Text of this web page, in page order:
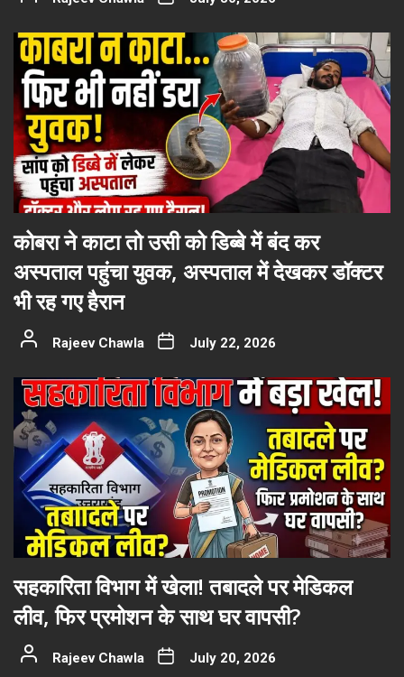
कोबरा ने काटा तो उसी को डिब्बे में बंद कर
अस्पताल पहुंचा युवक, अस्पताल में देखकर डॉक्टर
भी रह गए हैरान
Rajeev Chawla July 22, 2026
सहकारिता विभाग में खेला! तबादले पर मेडिकल
लीव, फिर प्रमोशन के साथ घर वापसी?
Rajeev Chawla July 20, 2026